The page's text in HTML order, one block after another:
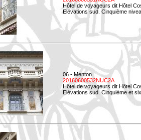
Hôtel de voyageurs dit Hôtel
Elévations sud. Cinquième
06 - Menton
20160600532NUC2A
Hôtel de voyageurs dit Hôtel
Elévations sud. Cinquième et